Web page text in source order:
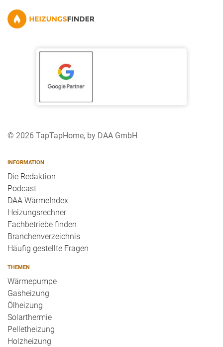
© 2026 TapTapHome, by DAA GmbH
INFORMATION
Die Redaktion
Podcast
DAA WärmeIndex
Heizungsrechner
Fachbetriebe finden
Branchenverzeichnis
Häufig gestellte Fragen
THEMEN
Wärmepumpe
Gasheizung
Ölheizung
Solarthermie
Pelletheizung
Holzheizung